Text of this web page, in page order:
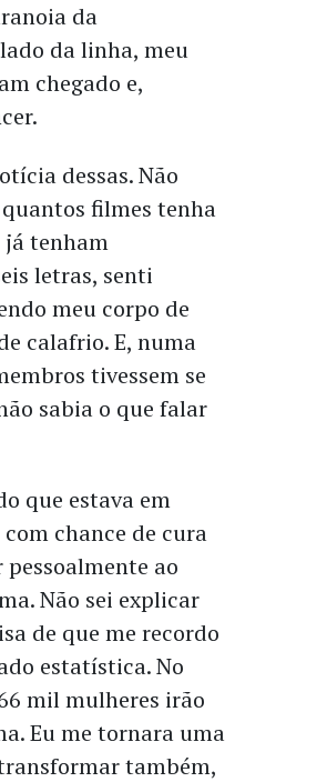
da
da linha, meu
chegado e,
dessas. Não
filmes tenha
já tenham
letras, senti
meu corpo de
calafrio. E, numa
tivessem se
sabia o que falar
que estava em
chance de cura
ao
Não sei explicar
de que me recordo
estatística. No
mil mulheres irão
Eu me tornara uma
também,